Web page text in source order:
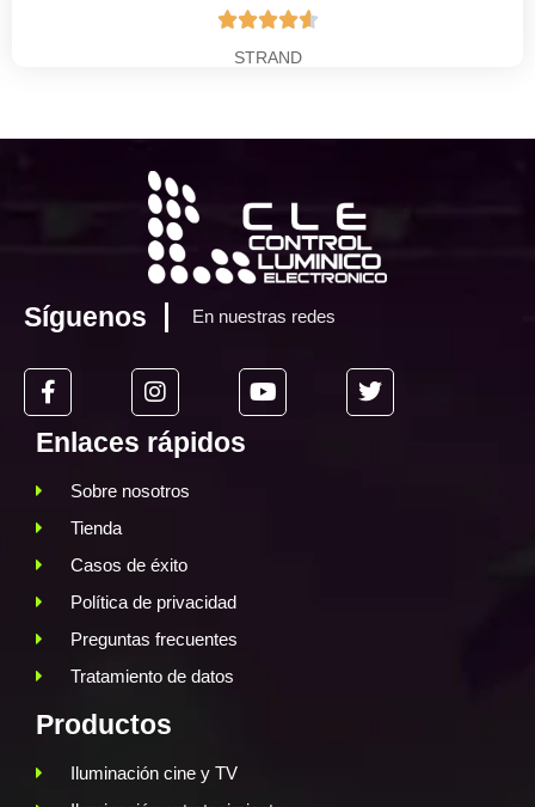

STRAND
Síguenos En nuestras redes
Enlaces rápidos
Sobre nosotros
Tienda
Casos de éxito
Política de privacidad
Preguntas frecuentes
Tratamiento de datos
Productos
Iluminación cine y TV